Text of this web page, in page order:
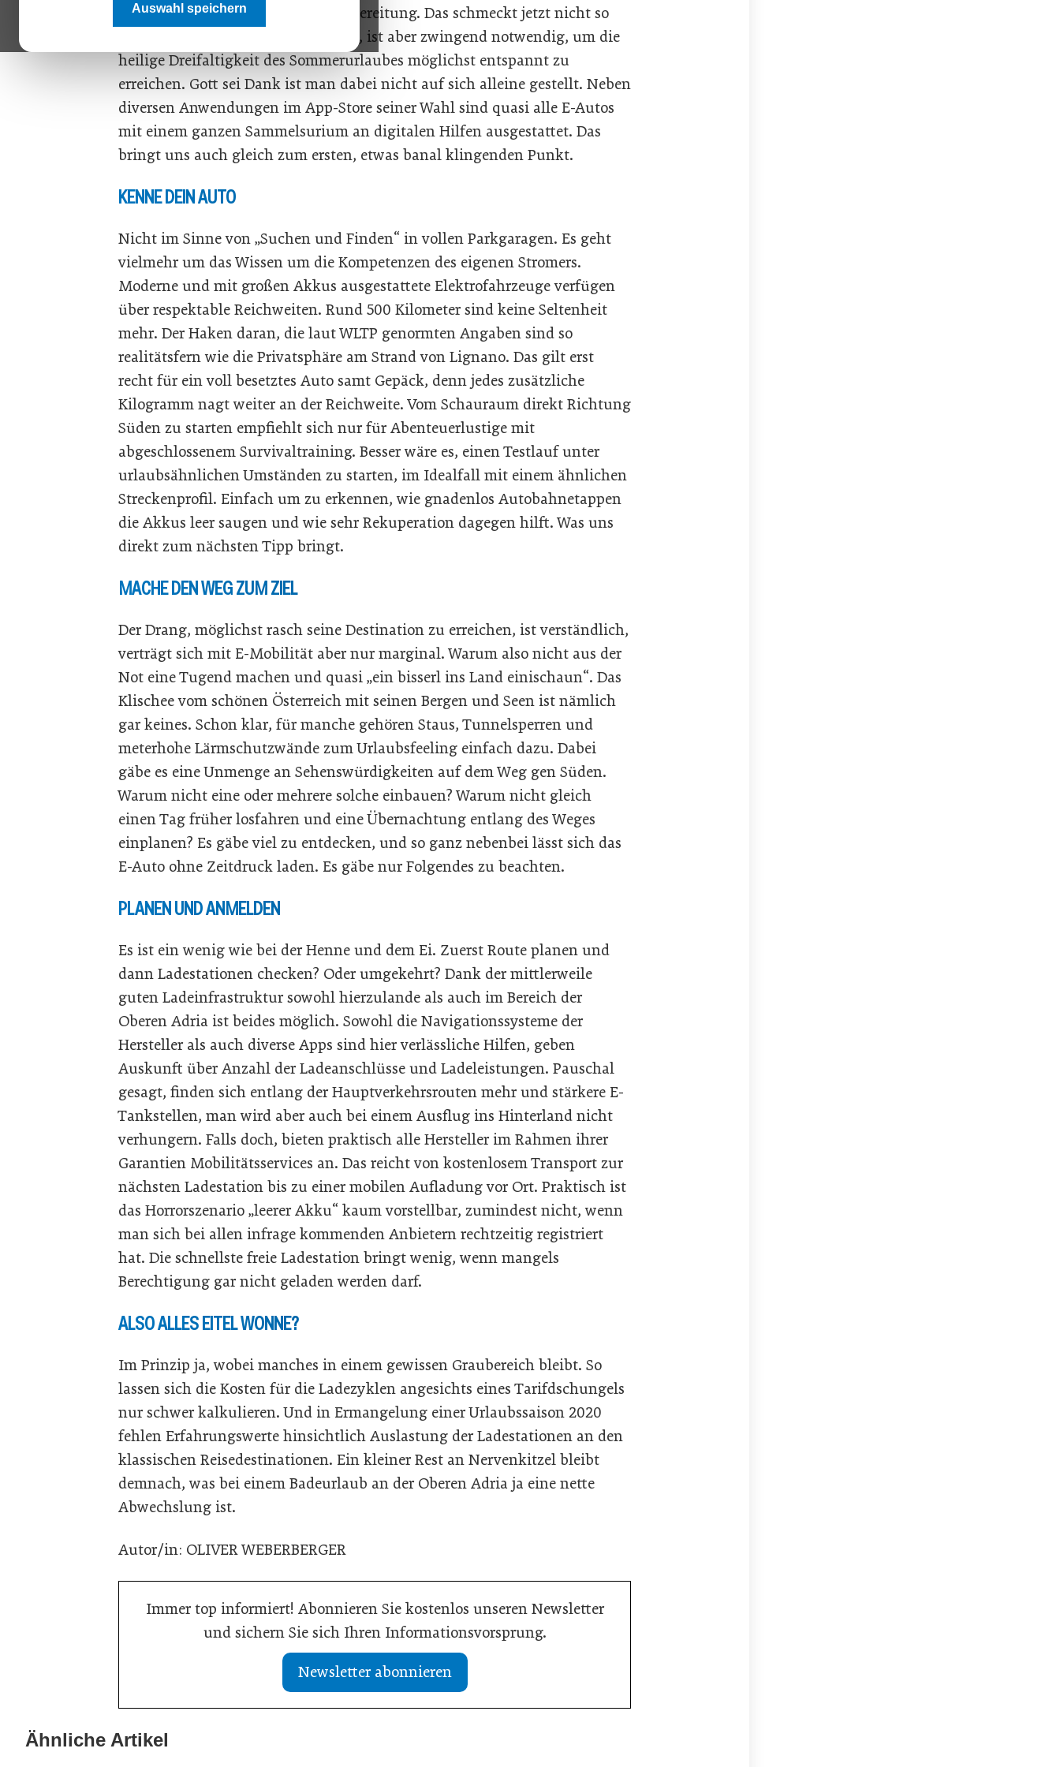
Auswahl speichern
Kurz gesagt, das Wichtigste ist Vorbereitung. Das schmeckt jetzt nicht so
recht nach Sonne, Strand und Meer, ist aber zwingend notwendig, um die
heilige Dreifaltigkeit des Sommerurlaubes möglichst entspannt zu
erreichen. Gott sei Dank ist man dabei nicht auf sich alleine gestellt. Neben
diversen Anwendungen im App-Store seiner Wahl sind quasi alle E-Autos
mit einem ganzen Sammelsurium an digitalen Hilfen ausgestattet. Das
bringt uns auch gleich zum ersten, etwas banal klingenden Punkt.
KENNE DEIN AUTO
Nicht im Sinne von „Suchen und Finden“ in vollen Parkgaragen. Es geht
vielmehr um das Wissen um die Kompetenzen des eigenen Stromers.
Moderne und mit großen Akkus ausgestattete Elektrofahrzeuge verfügen
über respektable Reichweiten. Rund 500 Kilometer sind keine Seltenheit
mehr. Der Haken daran, die laut WLTP genormten Angaben sind so
realitätsfern wie die Privatsphäre am Strand von Lignano. Das gilt erst
recht für ein voll besetztes Auto samt Gepäck, denn jedes zusätzliche
Kilogramm nagt weiter an der Reichweite. Vom Schauraum direkt Richtung
Süden zu starten empfiehlt sich nur für Abenteuerlustige mit
abgeschlossenem Survivaltraining. Besser wäre es, einen Testlauf unter
urlaubsähnlichen Umständen zu starten, im Idealfall mit einem ähnlichen
Streckenprofil. Einfach um zu erkennen, wie gnadenlos Autobahnetappen
die Akkus leer saugen und wie sehr Rekuperation dagegen hilft. Was uns
direkt zum nächsten Tipp bringt.
MACHE DEN WEG ZUM ZIEL
Der Drang, möglichst rasch seine Destination zu erreichen, ist verständlich,
verträgt sich mit E-Mobilität aber nur marginal. Warum also nicht aus der
Not eine Tugend machen und quasi „ein bisserl ins Land einischaun“. Das
Klischee vom schönen Österreich mit seinen Bergen und Seen ist nämlich
gar keines. Schon klar, für manche gehören Staus, Tunnelsperren und
meterhohe Lärmschutzwände zum Urlaubsfeeling einfach dazu. Dabei
gäbe es eine Unmenge an Sehenswürdigkeiten auf dem Weg gen Süden.
Warum nicht eine oder mehrere solche einbauen? Warum nicht gleich
einen Tag früher losfahren und eine Übernachtung entlang des Weges
einplanen? Es gäbe viel zu entdecken, und so ganz nebenbei lässt sich das
E-Auto ohne Zeitdruck laden. Es gäbe nur Folgendes zu beachten.
PLANEN UND ANMELDEN
Es ist ein wenig wie bei der Henne und dem Ei. Zuerst Route planen und
dann Ladestationen checken? Oder umgekehrt? Dank der mittlerweile
guten Ladeinfrastruktur sowohl hierzulande als auch im Bereich der
Oberen Adria ist beides möglich. Sowohl die Navigationssysteme der
Hersteller als auch diverse Apps sind hier verlässliche Hilfen, geben
Auskunft über Anzahl der Ladeanschlüsse und Ladeleistungen. Pauschal
gesagt, finden sich entlang der Hauptverkehrsrouten mehr und stärkere E-
Tankstellen, man wird aber auch bei einem Ausflug ins Hinterland nicht
verhungern. Falls doch, bieten praktisch alle Hersteller im Rahmen ihrer
Garantien Mobilitätsservices an. Das reicht von kostenlosem Transport zur
nächsten Ladestation bis zu einer mobilen Aufladung vor Ort. Praktisch ist
das Horrorszenario „leerer Akku“ kaum vorstellbar, zumindest nicht, wenn
man sich bei allen infrage kommenden Anbietern rechtzeitig registriert
hat. Die schnellste freie Ladestation bringt wenig, wenn mangels
Berechtigung gar nicht geladen werden darf.
ALSO ALLES EITEL WONNE?
Im Prinzip ja, wobei manches in einem gewissen Graubereich bleibt. So
lassen sich die Kosten für die Ladezyklen angesichts eines Tarifdschungels
nur schwer kalkulieren. Und in Ermangelung einer Urlaubssaison 2020
fehlen Erfahrungswerte hinsichtlich Auslastung der Ladestationen an den
klassischen Reisedestinationen. Ein kleiner Rest an Nervenkitzel bleibt
demnach, was bei einem Badeurlaub an der Oberen Adria ja eine nette
Abwechslung ist.
Autor/in: OLIVER WEBERBERGER
Immer top informiert! Abonnieren Sie kostenlos unseren Newsletter
und sichern Sie sich Ihren Informationsvorsprung.
Newsletter abonnieren
Ähnliche Artikel
Selbstmanagement:
19. Juli 2026 13. Juli 2026